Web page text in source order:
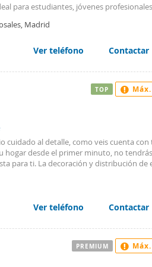
para estudiantes, jóvenes
y una cocina amueblada y equipada para
La vivienda se encuentra
estado, lista para entrar a vivir. Disfruta
mediante bomba de frío y calor,
cualquier estación del año. Además,
y ventiladores para mayor comodidad. La
mucha luz natural y un ambiente alegre
espacio funcional, bien equipado y en
de hacer de este piso tu nuevo hogar!
Madrid
Ver teléfono Contactar
cuidado al detalle, como veis cuenta
hogar desde el primer minuto, no
para ti. La decoración y distribución de
del fantástico colchón así como su
Ver teléfono Contactar
TOP
PREMIUM